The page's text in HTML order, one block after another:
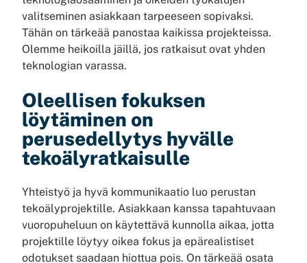
valitseminen asiakkaan tarpeeseen sopivaksi.
Tähän on tärkeää panostaa kaikissa projekteissa.
Olemme heikoilla jäillä, jos ratkaisut ovat yhden
teknologian varassa.
Oleellisen fokuksen
löytäminen on
perusedellytys hyvälle
tekoälyratkaisulle
Yhteistyö ja hyvä kommunikaatio luo perustan
tekoälyprojektille. Asiakkaan kanssa tapahtuvaan
vuoropuheluun on käytettävä kunnolla aikaa, jotta
projektille löytyy oikea fokus ja epärealistiset
odotukset saadaan hiottua pois. On tärkeää osata